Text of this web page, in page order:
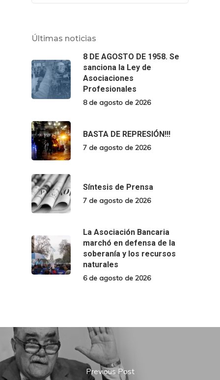
Últimas noticias
8 DE AGOSTO DE 1958. Se
sanciona la Ley de
Asociaciones
Profesionales
8 de agosto de 2026
BASTA DE REPRESIÓN!!!
7 de agosto de 2026
Síntesis de Prensa
7 de agosto de 2026
La Asociación Bancaria
marchó en defensa de la
soberanía y los recursos
naturales
6 de agosto de 2026
Previous Post